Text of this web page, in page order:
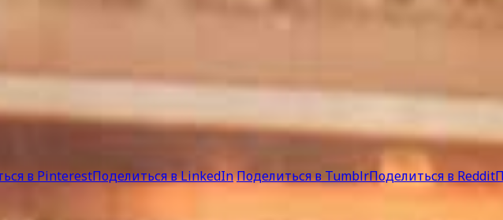
в PinterestПоделиться в LinkedInПоделиться в TumblrПоделиться в Reddit